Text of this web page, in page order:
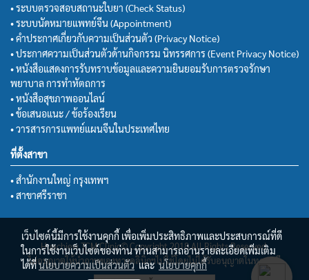
• ระบบตรวจสอบสถานะใบยา (Check Status)
• ระบบนัดหมายแพทย์จีน (Appointment)
• คำประกาศเกี่ยวกับความเป็นส่วนตัว (Privacy Notice)
• ประกาศความเป็นส่วนตัวด้านกิจกรรม นิทรรศการ (Event Privacy Notice)
• หนังสือแสดงการรับทราบข้อมูลและความยินยอมรับการตรวจรักษา
พยาบาล การทำหัตถการ
• หนังสือสุขภาพออนไลน์
• ข้อเสนอแนะ / ข้อร้องเรียน
• วารสารการแพทย์แผนจีนในประเทศไทย
ที่ตั้งสาขา
• สำนักงานใหญ่ กรุงเทพฯ
• สาขาศรีราชา
Huachiew TCM Clinic© Copyright 2018 All Rights Reserved.
ไม่อนุญาตให้นำภาพของทางคลินิกฯไปใช้โดยไม่ได้รับอนุญาตในทุกกรณี
เว็บไซต์นี้มีการใช้งานคุกกี้ เพื่อเพิ่มประสิทธิภาพและประสบการณ์ที่ดี
ในการใช้งานเว็บไซต์ของท่าน ท่านสามารถอ่านรายละเอียดเพิ่มเติม
ได้ที่นโยบายความเป็นส่วนตัวและนโยบายคุกกี้